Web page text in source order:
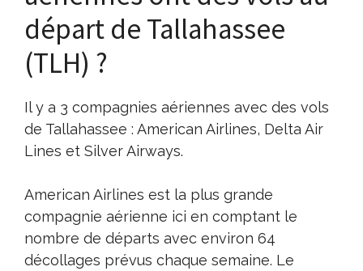
départ de Tallahassee
(TLH) ?
Il y a 3 compagnies aériennes avec des vols
de Tallahassee : American Airlines, Delta Air
Lines et Silver Airways.
American Airlines est la plus grande
compagnie aérienne ici en comptant le
nombre de départs avec environ 64
décollages prévus chaque semaine. Le